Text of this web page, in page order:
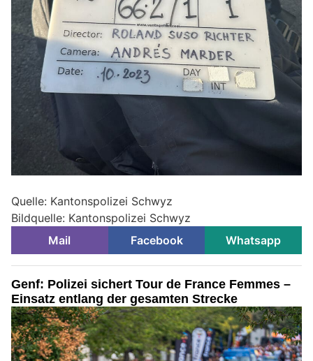
Quelle: Kantonspolizei Schwyz
Bildquelle: Kantonspolizei Schwyz
Mail
Facebook Whatsapp
Genf: Polizei sichert Tour de France Femmes –
Einsatz entlang der gesamten Strecke